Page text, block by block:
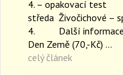
4. – opakovací test
středa Živočichové –
4. Další informace:
Den Země (70,-Kč) …
celý článek